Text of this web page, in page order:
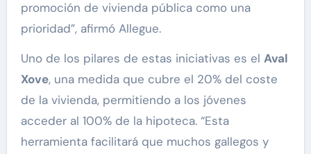
promoción de vivienda pública como una
prioridad”, afirmó Allegue.
Uno de los pilares de estas iniciativas es el Aval
Xove, una medida que cubre el 20% del coste
de la vivienda, permitiendo a los jóvenes
acceder al 100% de la hipoteca. “Esta
herramienta facilitará que muchos gallegos y